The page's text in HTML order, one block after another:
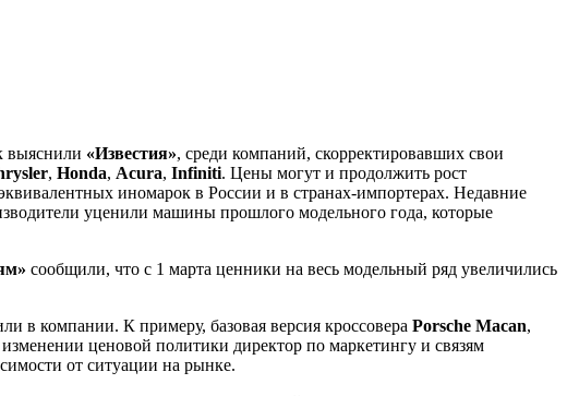
выяснили «Известия», среди компаний, скорректировавших свои
, Honda, Acura, Infiniti. Цены могут и продолжить рост
иномарок в России и в странах-импортерах. Недавние
уценили машины прошлого модельного года, которые
сообщили, что с 1 марта ценники на весь модельный ряд увеличились
в компании. К примеру, базовая версия кроссовера Porsche Macan,
ценовой политики директор по маркетингу и связям
от ситуации на рынке.